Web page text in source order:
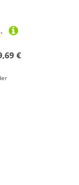
für Reisen Und Fitnesstrainin, Schwarz
€